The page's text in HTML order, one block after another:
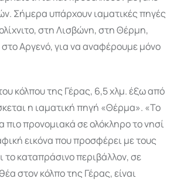
Σήμερα υπάρχουν ιαματικές πηγές
στη Λισβώνη, στη Θέρμη,
Αργενό, για να αναφέρουμε μόνο
κόλπου της Γέρας, 6,5 χλμ. έξω από
η ιαματική πηγή «Θέρμα». «Το
πιο προνομιακά σε ολόκληρο το νησί
εικόνα που προσφέρει με τους
το καταπράσινο περιβάλλον, σε
στον κόλπο της Γέρας, είναι